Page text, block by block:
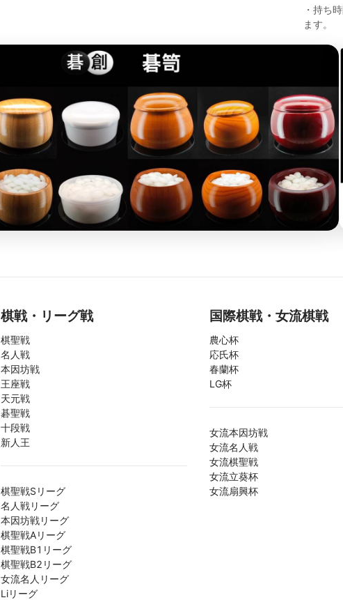
・持ち
ます。
棋戦・リーグ戦
棋聖戦
名人戦
本因坊戦
王座戦
天元戦
碁聖戦
十段戦
新人王
棋聖戦Sリーグ
名人戦リーグ
本因坊戦リーグ
棋聖戦Aリーグ
棋聖戦B1リーグ
棋聖戦B2リーグ
女流名人リーグ
Liリーグ
国際棋戦・女流棋戦
農心杯
応氏杯
春蘭杯
LG杯
女流本因坊戦
女流名人戦
女流棋聖戦
女流立葵杯
女流扇興杯